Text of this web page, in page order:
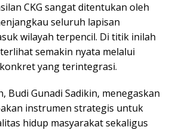
CKG sangat ditentukan oleh
seluruh lapisan
wilayah terpencil. Di titik inilah
semakin nyata melalui
yang terintegrasi.
Budi Gunadi Sadikin, menegaskan
instrumen strategis untuk
hidup masyarakat sekaligus